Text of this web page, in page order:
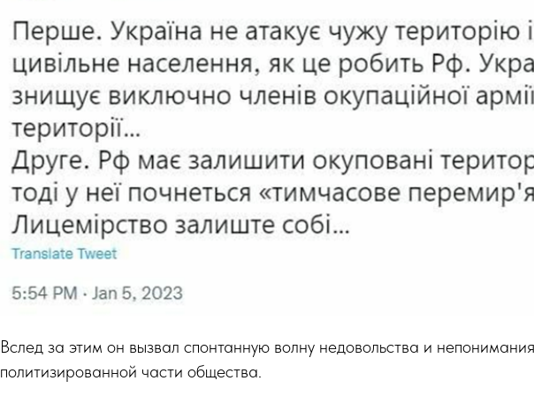
Вслед за этим он вызвал спонтанную волну недовольства и
политизированной части общества.